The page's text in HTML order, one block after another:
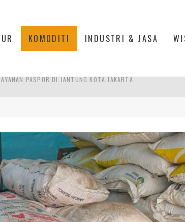
KOMODITI INDUSTRI & JASA
DEPAN INDONESIA
PASPOR DI JANTUNG KOTA JAKARTA